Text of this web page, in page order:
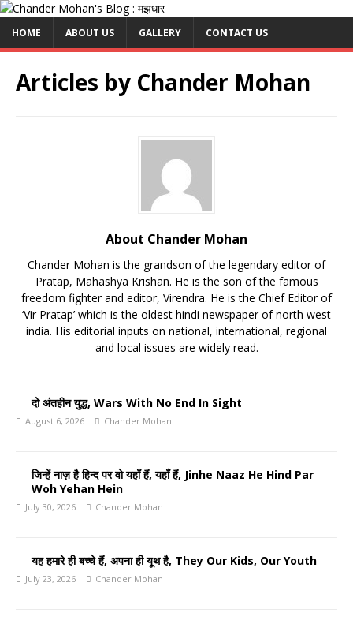
HOME ABOUT US GALLERY CONTACT US
Articles by Chander Mohan
About Chander Mohan
Chander Mohan is the grandson of the legendary editor of
Pratap, Mahashya Krishan. He is the son of the famous
freedom fighter and editor, Virendra. He is the Chief Editor of
‘Vir Pratap’ which is the oldest hindi newspaper of north west
india. His editorial inputs on national, international, regional
and local issues are widely read.
दो अंतहीन युद्ध, Wars With No End In Sight
August 6, 2026 Chander Mohan
जिन्हें नाज़ है हिन्द पर वो यहाँ हैं, यहाँ हैं, Jinhe Naaz He Hind Par
Woh Yehan Hein
July 30, 2026 Chander Mohan
यह हमारे ही बच्चे हैं, अपना ही यूथ है, They Our Kids, Our Youth
July 23, 2026 Chander Mohan